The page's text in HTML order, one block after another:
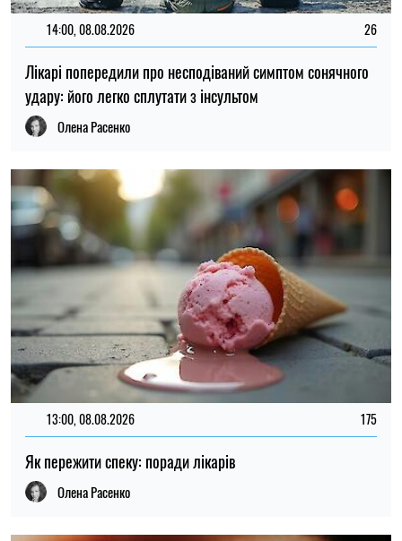
14:00, 08.08.2026 26
Лікарі попередили про несподіваний симптом сонячного
удару: його легко сплутати з інсультом
Олена Расенко
13:00, 08.08.2026 175
Як пережити спеку: поради лікарів
Олена Расенко